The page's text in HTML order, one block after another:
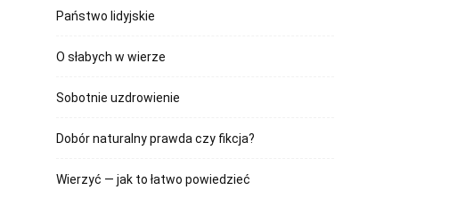
Państwo lidyjskie
O słabych w wierze
Sobotnie uzdrowienie
Dobór naturalny prawda czy fikcja?
Wierzyć — jak to łatwo powiedzieć